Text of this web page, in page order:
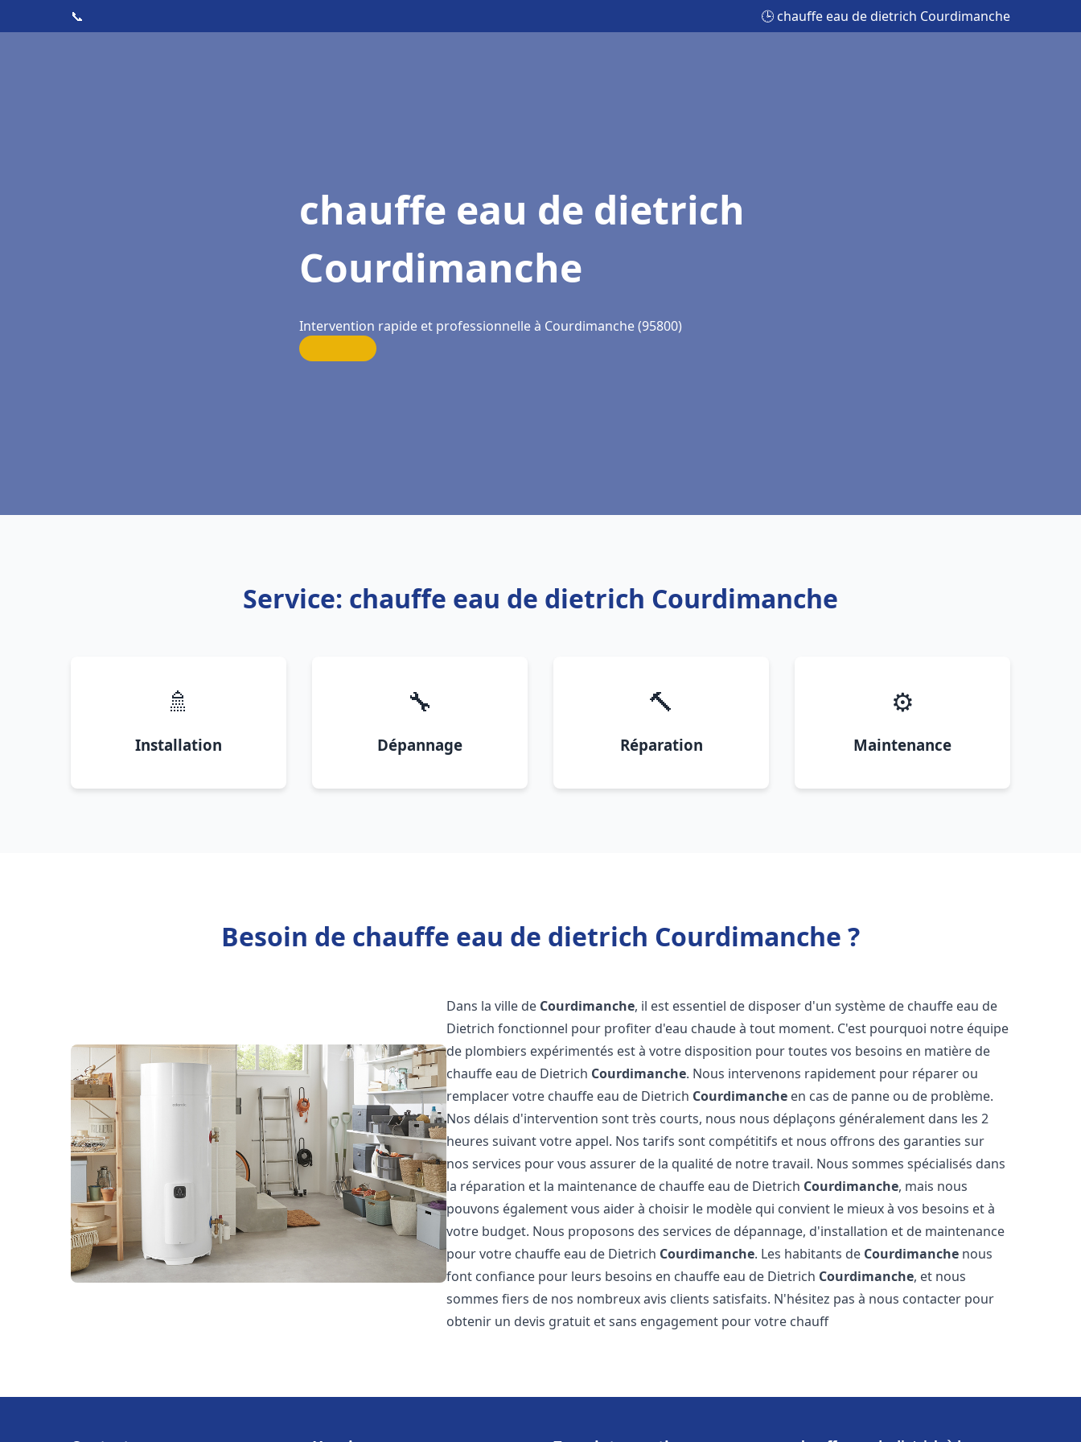
📞 🕒 chauffe eau de dietrich Courdimanche
chauffe eau de dietrich
Courdimanche
Intervention rapide et professionnelle à Courdimanche (95800)
Service: chauffe eau de dietrich Courdimanche
🚿
Installation
🔧
Dépannage
🔨
Réparation
⚙️
Maintenance
Besoin de chauffe eau de dietrich Courdimanche ?
Dans la ville de Courdimanche, il est essentiel de disposer d'un système de chauffe eau de
Dietrich fonctionnel pour profiter d'eau chaude à tout moment. C'est pourquoi notre équipe
de plombiers expérimentés est à votre disposition pour toutes vos besoins en matière de
chauffe eau de Dietrich Courdimanche. Nous intervenons rapidement pour réparer ou
remplacer votre chauffe eau de Dietrich Courdimanche en cas de panne ou de problème.
Nos délais d'intervention sont très courts, nous nous déplaçons généralement dans les 2
heures suivant votre appel. Nos tarifs sont compétitifs et nous offrons des garanties sur
nos services pour vous assurer de la qualité de notre travail. Nous sommes spécialisés dans
la réparation et la maintenance de chauffe eau de Dietrich Courdimanche, mais nous
pouvons également vous aider à choisir le modèle qui convient le mieux à vos besoins et à
votre budget. Nous proposons des services de dépannage, d'installation et de maintenance
pour votre chauffe eau de Dietrich Courdimanche. Les habitants de Courdimanche nous
font confiance pour leurs besoins en chauffe eau de Dietrich Courdimanche, et nous
sommes fiers de nos nombreux avis clients satisfaits. N'hésitez pas à nous contacter pour
obtenir un devis gratuit et sans engagement pour votre chauff